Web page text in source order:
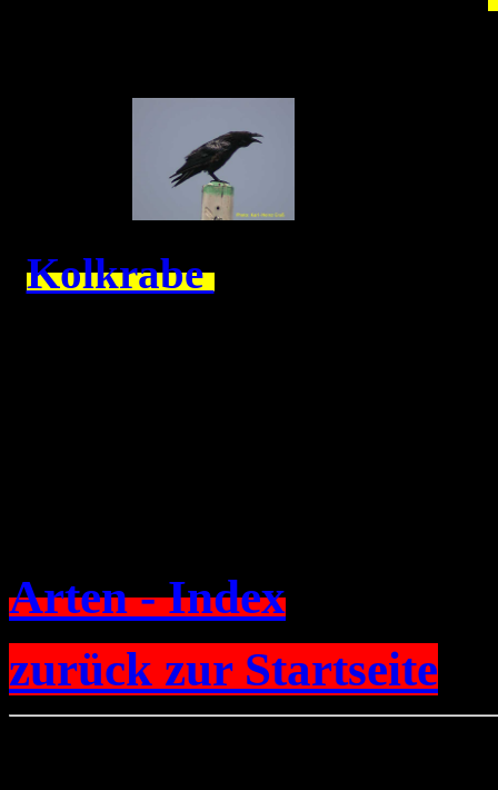
Kolkrabe
Arten - Index
zurück zur Startseite